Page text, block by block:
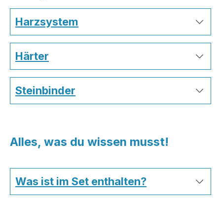
Harzsystem
Härter
Steinbinder
Alles, was du wissen musst!
Was ist im Set enthalten?